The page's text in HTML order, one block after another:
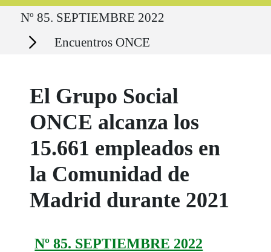
Ruta del sitio
Nº 85. SEPTIEMBRE 2022
Secciones Encuentros ONCE
El Grupo Social
ONCE alcanza los
15.661 empleados en
la Comunidad de
Madrid durante 2021
Nº 85. SEPTIEMBRE 2022